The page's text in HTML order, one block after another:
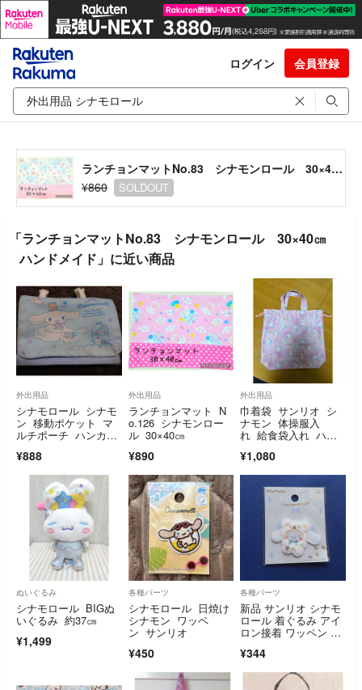
ログイン 会員登録
ランチョンマットNo.83 シナモンロール 30×40㎝ ハンドメイド
¥860
SOLDOUT
「ランチョンマットNo.83 シナモンロール 30×40㎝
ハンドメイド」に近い商品
外出用品
シナモロール シナモ
ン 移動ポケット マ
ルチポーチ ハンカ
¥888
外出用品
ランチョンマット N
o.126 シナモンロー
ル 30×40㎝
¥890
外出用品
巾着袋 サンリオ シ
ナモン 体操服入
れ 給食袋入れ ハン
¥1,080
ぬいぐるみ
シナモロール BIGぬ
いぐるみ 約37㎝
¥1,499
各種パーツ
シナモロール 日焼け
シナモン ワッペ
ン サンリオ
¥450
各種パーツ
新品 サンリオ シナモ
ロール 着ぐるみ アイ
ロン接着 ワッペン ハ
¥344